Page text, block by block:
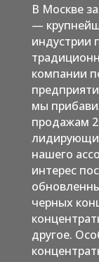
В Москве
—
индустрии
компании
мы
продажам
нашего
интерес
черных
другое.